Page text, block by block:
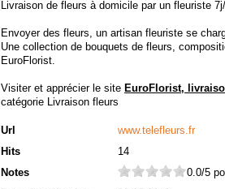
Livraison de fleurs à domicile par un fleuriste
Envoyer des fleurs, un artisan fleuriste se
Une collection de bouquets de fleurs,
EuroFlorist.
Visiter et apprécier le site EuroFlorist,
catégorie Livraison fleurs
Url
www.telefleurs.fr
Hits
14
Notes
0.0/5